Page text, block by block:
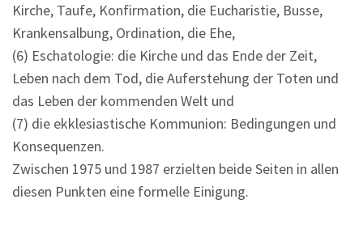
Kirche, Taufe, Konfirmation, die Eucharistie, Busse,
Krankensalbung, Ordination, die Ehe,
(6) Eschatologie: die Kirche und das Ende der Zeit,
Leben nach dem Tod, die Auferstehung der Toten und
das Leben der kommenden Welt und
(7) die ekklesiastische Kommunion: Bedingungen und
Konsequenzen.
Zwischen 1975 und 1987 erzielten beide Seiten in allen
diesen Punkten eine formelle Einigung.